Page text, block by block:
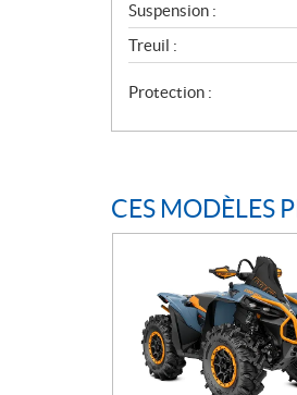
Suspension :
Treuil :
Protection :
CES MODÈLES